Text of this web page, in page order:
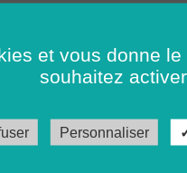
à 17h00 et de 09h00 à
à 17h00 et de 09h00 à
et vous donne
souhaitez activer
Personnaliser